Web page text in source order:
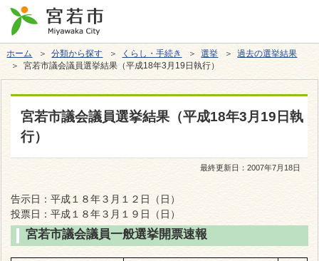
ホーム ＞分類から探す ＞ くらし・手続き ＞選挙 ＞過去の選挙結果
＞ 宮若市議会議員選挙結果（平成18年3月19日執行）
宮若市議会議員選挙結果（平成18年3月19日執
行）
最終更新日：2007年7月18日
告示日：平成１８年３月１２日（日）
投票日：平成１８年３月１９日（日）
宮若市議会議員一般選挙開票速報